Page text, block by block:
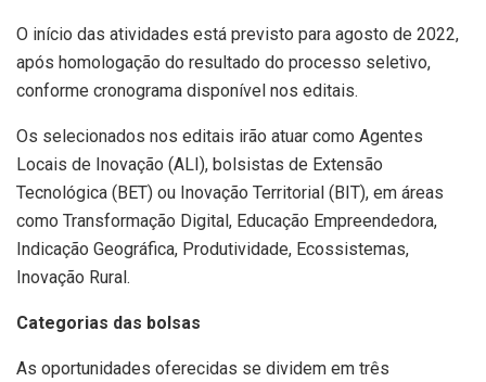
O início das atividades está previsto para agosto de 2022,
após homologação do resultado do processo seletivo,
conforme cronograma disponível nos editais.
Os selecionados nos editais irão atuar como Agentes
Locais de Inovação (ALI), bolsistas de Extensão
Tecnológica (BET) ou Inovação Territorial (BIT), em áreas
como Transformação Digital, Educação Empreendedora,
Indicação Geográfica, Produtividade, Ecossistemas,
Inovação Rural.
Categorias das bolsas
As oportunidades oferecidas se dividem em três